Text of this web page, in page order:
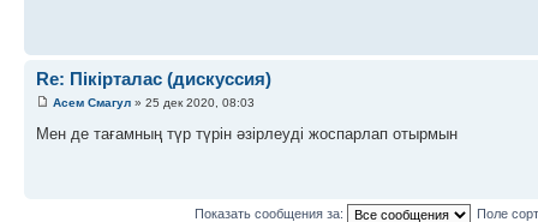
Re: Пікірталас (дискуссия)
Асем Смагул » 25 дек 2020, 08:03
Мен де тағамның түр түрін әзірлеуді жоспарлап отырмын
Показать сообщения за: Поле